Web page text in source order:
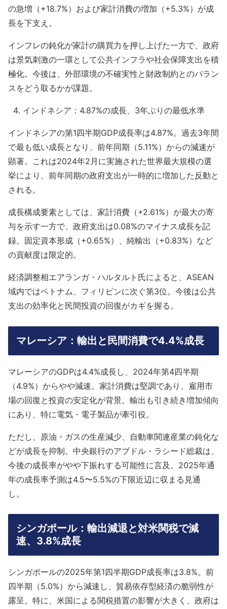
の急増（+18.7%）および家計消費の増加（+5.3%）が成
長を下支え。
インフレの鈍化が家計の購買力を押し上げた一方で、政府
は景気刺激の一環として公共インフラや社会保障支出を積
極化。今後は、外部環境の不確実性と財政制約とのバラン
スをどう取るかが課題。
インドネシア：4.87%の成長、3年ぶりの最低水準
インドネシアの第1四半期GDP成長率は4.87%。過去3年間
で最も低い成長となり、前年同期（5.11%）からの減速が
顕著。これは2024年2月に実施された世界最大規模の選
挙により、前年同期の政府支出が一時的に増加した反動と
される。
成長構成要素としては、家計消費（+2.61%）が最大の寄
与を示す一方で、政府支出は0.08%のマイナス成長を記
録。固定資本形成（+0.65%）、純輸出（+0.83%）など
の貢献度は限定的。
経済調整相エアランガ・ハルタルト氏によると、ASEAN
域内ではベトナム、フィリピンに次ぐ第3位。今後は公共
支出の効率化と民間投資の回復がカギを握る。
マレーシア：輸出と民間消費で4.4%成長
マレーシアのGDPは4.4%成長し、2024年第4四半期
（4.9%）からやや減速。家計消費は堅調であり、雇用市
場の回復と投資の安定化が背景。輸出も引き続き増加傾向
にあり、特に電気・電子製品が牽引役。
ただし、原油・ガスの生産減少、自動車関連産業の鈍化な
どが成長を抑制。中央銀行のアブドル・ラシード総裁は、
今後の成長率がやや下振れする可能性に言及。2025年通
年の成長率予測は4.5〜5.5%の下限近辺に収まる見通
し。
シンガポール：輸出減退と対米関税で減
速、3.8%成長
シンガポールの2025年第1四半期GDP成長率は3.8%。前
四半期（5.0%）から減速し、貿易依存型経済の脆弱性が
露呈。特に、米国による関税措置の影響が大きく、政府は